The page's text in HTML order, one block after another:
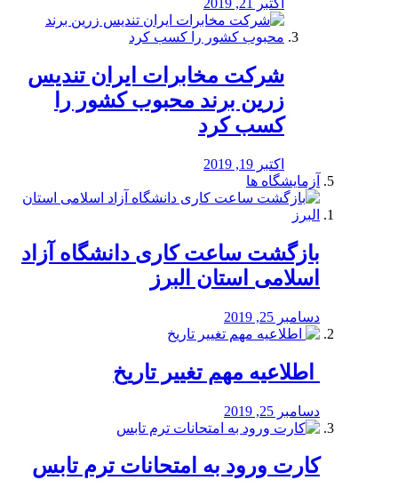
اکتبر 21, 2019
شرکت مخابرات ایران تندیس
زرین برند محبوب کشور را
کسب کرد
اکتبر 19, 2019
آزمایشگاه ها
بازگشت ساعت کاری دانشگاه آزاد
اسلامی استان البرز
دسامبر 25, 2019
️ اطلاعیه مهم تغییر تاریخ
دسامبر 25, 2019
کارت ورود به امتحانات ترم تابس